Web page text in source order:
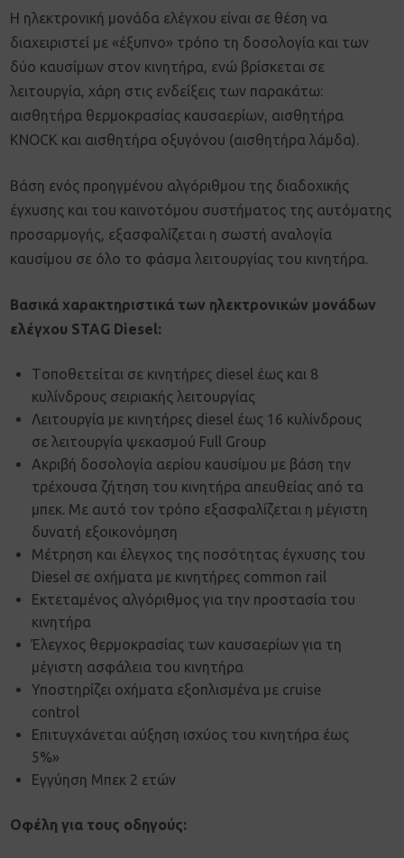
Η ηλεκτρονική μονάδα ελέγχου είναι σε θέση να
διαχειριστεί με «έξυπνο» τρόπο τη δοσολογία και των
δύο καυσίμων στον κινητήρα, ενώ βρίσκεται σε
λειτουργία, χάρη στις ενδείξεις των παρακάτω:
αισθητήρα θερμοκρασίας καυσαερίων, αισθητήρα
KNOCK και αισθητήρα οξυγόνου (αισθητήρα λάμδα).
Βάση ενός προηγμένου αλγόριθμου της διαδοχικής
έγχυσης και του καινοτόμου συστήματος της αυτόματης
προσαρμογής, εξασφαλίζεται η σωστή αναλογία
καυσίμου σε όλο το φάσμα λειτουργίας του κινητήρα.
Βασικά χαρακτηριστικά των ηλεκτρονικών μονάδων
ελέγχου STAG Diesel:
Tοποθετείται σε κινητήρες diesel έως και 8
κυλίνδρους σειριακής λειτουργίας
Λειτουργία με κινητήρες diesel έως 16 κυλίνδρους
σε λειτουργία ψεκασμού Full Group
Ακριβή δοσολογία αερίου καυσίμου με βάση την
τρέχουσα ζήτηση του κινητήρα απευθείας από τα
μπεκ. Με αυτό τον τρόπο εξασφαλίζεται η μέγιστη
δυνατή εξοικονόμηση
Μέτρηση και έλεγχος της ποσότητας έγχυσης του
Diesel σε οχήματα με κινητήρες common rail
Εκτεταμένος αλγόριθμος για την προστασία του
κινητήρα
Έλεγχος θερμοκρασίας των καυσαερίων για τη
μέγιστη ασφάλεια του κινητήρα
Υποστηρίζει οχήματα εξοπλισμένα με cruise
control
Επιτυγχάνεται αύξηση ισχύος του κινητήρα έως
5%»
Εγγύηση Μπεκ 2 ετών
Οφέλη για τους οδηγούς: